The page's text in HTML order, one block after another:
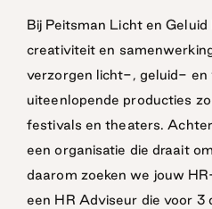
Bij Peitsman Licht en Geluid
creativiteit en
verzorgen licht-, geluid- en
uiteenlopende producties
festivals en theaters.
een organisatie die draait
daarom zoeken we jouw
een HR Adviseur die voor 3